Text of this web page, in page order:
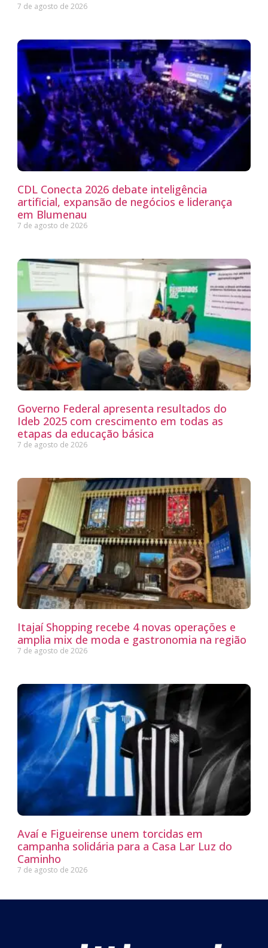
7 de agosto de 2026
CDL Conecta 2026 debate inteligência
artificial, expansão de negócios e liderança
em Blumenau
7 de agosto de 2026
Governo Federal apresenta resultados do
Ideb 2025 com crescimento em todas as
etapas da educação básica
7 de agosto de 2026
Itajaí Shopping recebe 4 novas operações e
amplia mix de moda e gastronomia na região
7 de agosto de 2026
Avaí e Figueirense unem torcidas em
campanha solidária para a Casa Lar Luz do
Caminho
7 de agosto de 2026